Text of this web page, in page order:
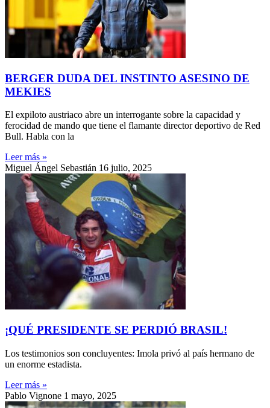
BERGER DUDA DEL INSTINTO ASESINO DE
MEKIES
El expiloto austriaco abre un interrogante sobre la capacidad y
ferocidad de mando que tiene el flamante director deportivo de Red
Bull. Habla con la
Leer más »
Miguel Ángel Sebastián 16 julio, 2025
¡QUÉ PRESIDENTE SE PERDIÓ BRASIL!
Los testimonios son concluyentes: Imola privó al país hermano de
un enorme estadista.
Leer más »
Pablo Vignone 1 mayo, 2025